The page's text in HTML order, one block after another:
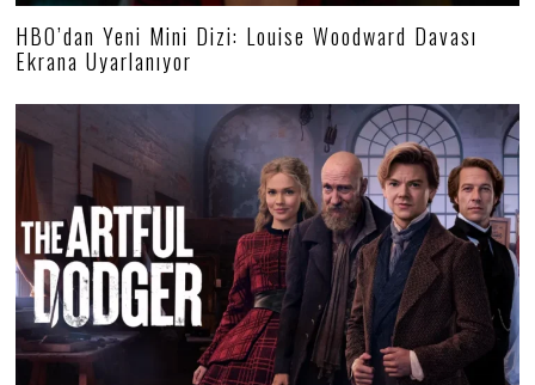
HBO’dan Yeni Mini Dizi: Louise Woodward Davası
Ekrana Uyarlanıyor